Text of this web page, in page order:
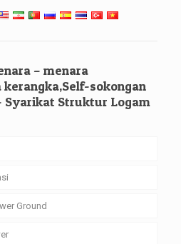
– menara
sokongan
Syarikat Struktur Logam
Ground